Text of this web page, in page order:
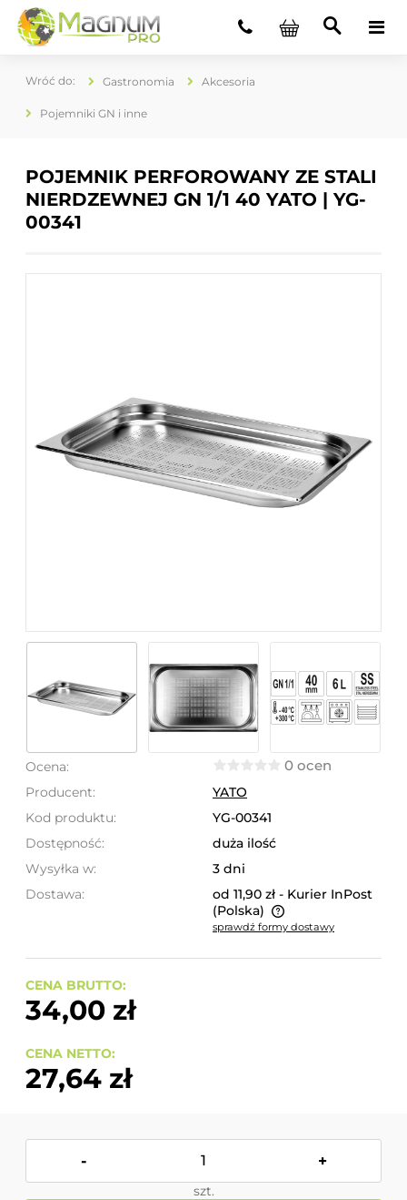
Gastronomia Akcesoria
Pojemniki GN i inne
POJEMNIK PERFOROWANY ZE STALI
NIERDZEWNEJ GN 1/1 40 YATO | YG-
00341
Ocena: 0 ocen
Producent:
YATO
Kod produktu:
YG-00341
Dostępność:
duża ilość
Wysyłka w:
3 dni
Dostawa:
od 11,90 zł - Kurier InPost
(Polska)
Cena nie zawiera ewentualnych kosztów płatności
sprawdź formy dostawy
CENA BRUTTO:
34,00 zł
CENA NETTO:
27,64 zł
- +
szt.